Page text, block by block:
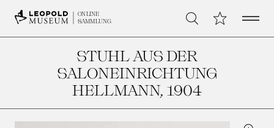
ONLINE
SAMMLUNG
Suche Meine Open
STUHL AUS DER
SALONEINRICHTUNG
HELLMANN, 1904